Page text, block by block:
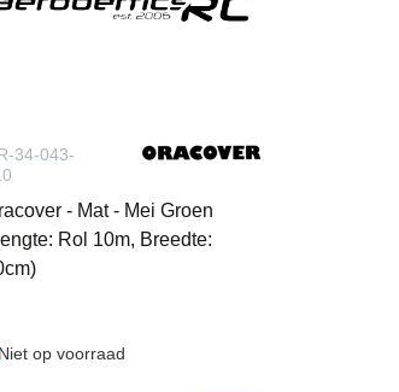
34-043-
- Mat - Mei Groen
Rol 10m, Breedte:
op voorraad